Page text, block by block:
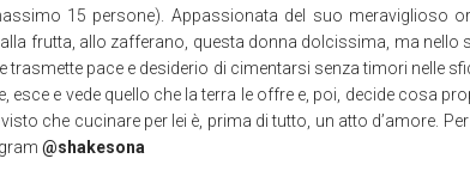
15 persone). Appassionata del suo meraviglioso
frutta, allo zafferano, questa donna dolcissima, ma
pace e desiderio di cimentarsi senza timori nelle
esce e vede quello che la terra le offre e, poi, decide cosa
che cucinare per lei è, prima di tutto, un atto d’amore.
@shakesona